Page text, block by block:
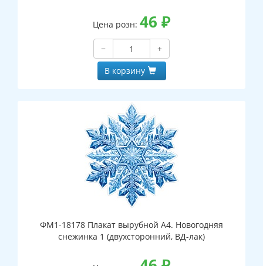
Цена розн: 46 ₽
−
+
В корзину
ФМ1-18178 Плакат вырубной А4. Новогодняя
снежинка 1 (двухсторонний, ВД-лак)